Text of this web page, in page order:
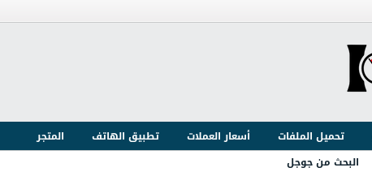
تحميل الملفات أسعار العملات تطبيق الهاتف
المتجر
البحث من جوجل